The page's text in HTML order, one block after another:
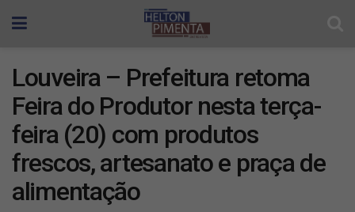
Louveira – Prefeitura retoma
Feira do Produtor nesta terça-
feira (20) com produtos
frescos, artesanato e praça de
alimentação